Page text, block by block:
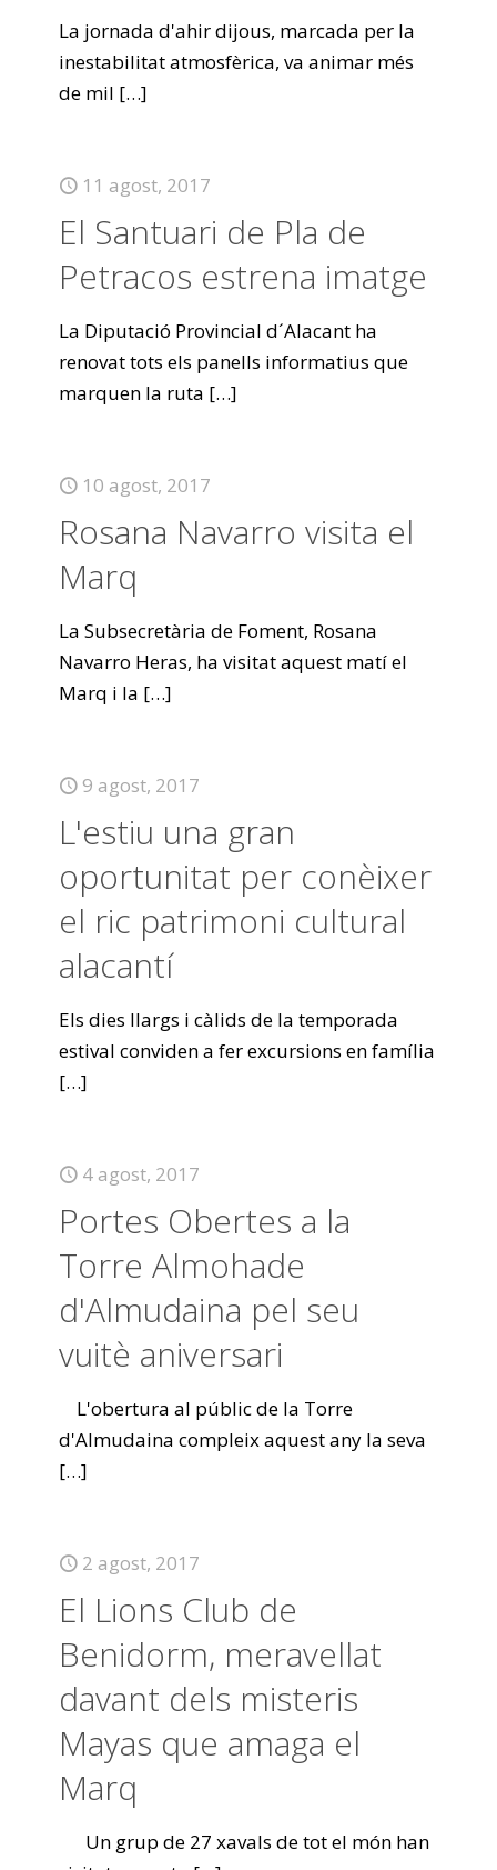
La jornada d'ahir dijous, marcada per la
inestabilitat atmosfèrica, va animar més
de mil […]
11 agost, 2017
El Santuari de Pla de
Petracos estrena imatge
La Diputació Provincial d´Alacant ha
renovat tots els panells informatius que
marquen la ruta […]
10 agost, 2017
Rosana Navarro visita el
Marq
La Subsecretària de Foment, Rosana
Navarro Heras, ha visitat aquest matí el
Marq i la […]
9 agost, 2017
L'estiu una gran
oportunitat per conèixer
el ric patrimoni cultural
alacantí
Els dies llargs i càlids de la temporada
estival conviden a fer excursions en família
[…]
4 agost, 2017
Portes Obertes a la
Torre Almohade
d'Almudaina pel seu
vuitè aniversari
L'obertura al públic de la Torre
d'Almudaina compleix aquest any la seva
[…]
2 agost, 2017
El Lions Club de
Benidorm, meravellat
davant dels misteris
Mayas que amaga el
Marq
Un grup de 27 xavals de tot el món han